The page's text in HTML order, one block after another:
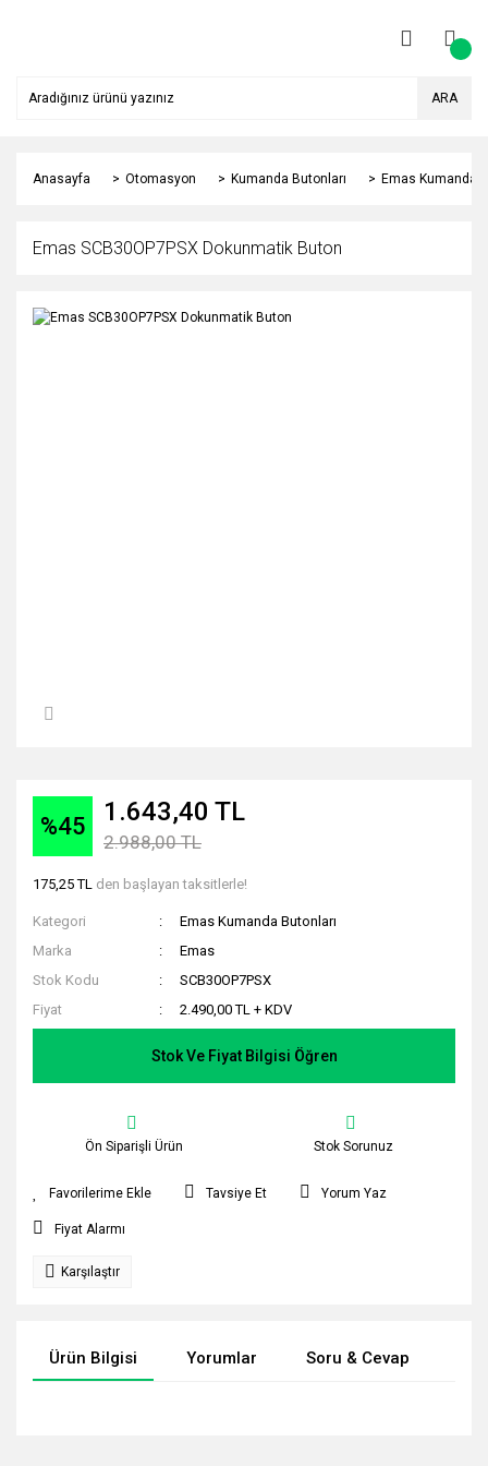
ARA
Anasayfa Otomasyon Kumanda Butonları Emas Kumanda
Emas SCB30OP7PSX Dokunmatik Buton
%45 1.643,40 TL
2.988,00 TL
175,25 TL den başlayan taksitlerle!
Kategori
Emas Kumanda Butonları
Marka
Emas
Stok Kodu
SCB30OP7PSX
Fiyat
2.490,00 TL + KDV
Stok Ve Fiyat Bilgisi Öğren
Ön Siparişli Ürün Stok Sorunuz
Tavsiye Et Yorum Yaz
Fiyat Alarmı
Karşılaştır
Ürün Bilgisi Yorumlar Soru & Cevap